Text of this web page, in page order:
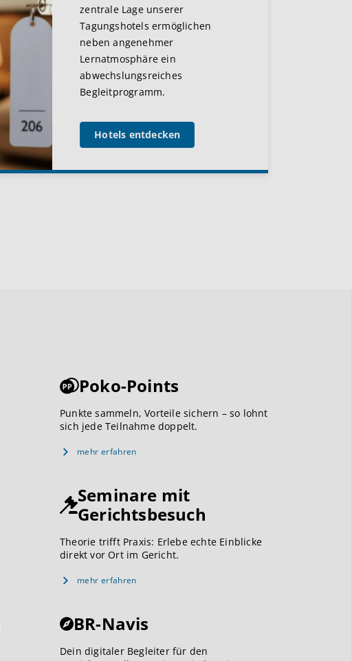
zentrale Lage unserer
Tagungshotels ermöglichen
neben angenehmer
Lernatmosphäre ein
abwechslungsreiches
Begleitprogramm.
Hotels entdecken
Poko-Points
Punkte sammeln, Vorteile sichern – so lohnt
sich jede Teilnahme doppelt.
mehr erfahren
Seminare mit
Gerichtsbesuch
Theorie trifft Praxis: Erlebe echte Einblicke
direkt vor Ort im Gericht.
mehr erfahren
BR-Navis
Dein digitaler Begleiter für den